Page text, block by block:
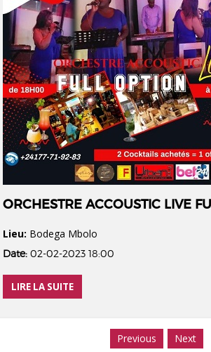
ORCHESTRE ACCOUSTIC LIVE
Lieu: Bodega Mbolo
Date: 02-02-2023 18:00
LIRE LA SUITE
Previous Next